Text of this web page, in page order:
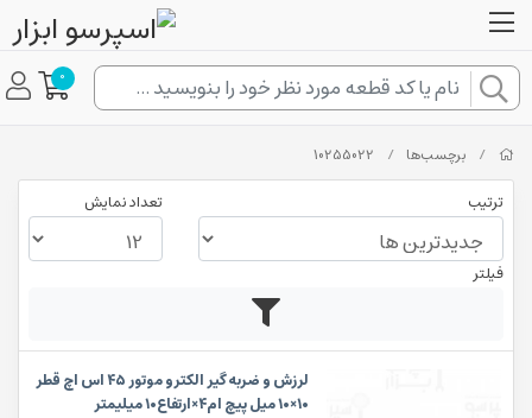
0
/ برچسب‌ها /
10255022
ترتیب تعداد نمایش
فیلتر
لرزش و ضربه گیر الکترو موتور ۴۵ اس اچ قطر
۱۰×۱۰ میل پیچ ام۴×ارتفاع۱۰ میلیمتر